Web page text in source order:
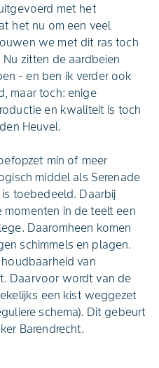
met het
het nu om een veel
we met dit ras toch
zitten de aardbeien
- en ben ik verder ook
maar toch: enige
en kwaliteit is toch
Heuvel.
min of meer
middel als Serenade
toebedeeld. Daarbij
in de teelt een
Daaromheen komen
schimmels en plagen.
van
Daarvoor wordt van de
een kist weggezet
schema). Dit gebeurt
Barendrecht.